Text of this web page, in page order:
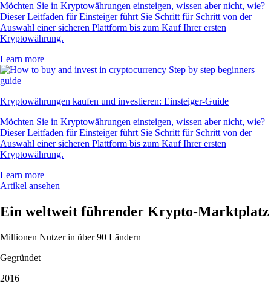
Möchten Sie in Kryptowährungen einsteigen, wissen aber nicht, wie?
Dieser Leitfaden für Einsteiger führt Sie Schritt für Schritt von der
Auswahl einer sicheren Plattform bis zum Kauf Ihrer ersten
Kryptowährung.
Learn more
Kryptowährungen kaufen und investieren: Einsteiger-Guide
Möchten Sie in Kryptowährungen einsteigen, wissen aber nicht, wie?
Dieser Leitfaden für Einsteiger führt Sie Schritt für Schritt von der
Auswahl einer sicheren Plattform bis zum Kauf Ihrer ersten
Kryptowährung.
Learn more
Artikel ansehen
Ein weltweit führender Krypto-Marktplatz
Millionen Nutzer in über 90 Ländern
Gegründet
2016